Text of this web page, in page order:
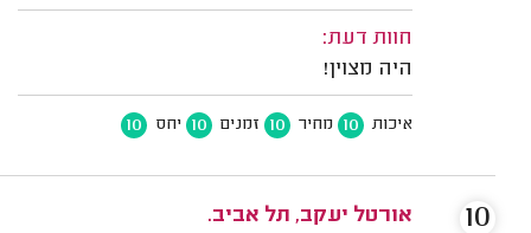
חוות דעת:
היה מצוין!
איכות 10 מחיר 10 זמנים 10 יחס 10
אורטל יעקב, תל אביב.
10